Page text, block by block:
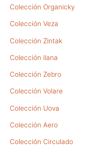
Colección Organicky
Colección Veza
Colección Zintak
Colección ilana
Colección Zebro
Colección Volare
Colección Uova
Colección Aero
Colección Circulado